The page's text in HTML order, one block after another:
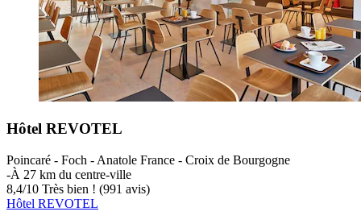
Hôtel REVOTEL
Poincaré - Foch - Anatole France - Croix de Bourgogne
‐À 27 km du centre-ville
8,4/10 Très bien ! (991 avis)
Hôtel REVOTEL